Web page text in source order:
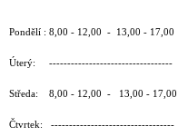
Pondělí : 8,00 - 12,00 - 13,00 - 17,00
Úterý: ----------------------------------
Středa: 8,00 - 12,00 - 13,00 - 17,00
Čtvrtek: ----------------------------------